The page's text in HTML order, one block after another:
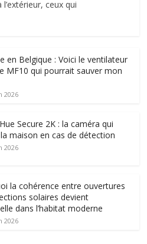
ceux qui
en Belgique : Voici le ventilateur
MF10 qui pourrait sauver mon
2026
Secure 2K : la caméra qui
maison en cas de détection
2026
la cohérence entre ouvertures
solaires devient
dans l’habitat moderne
2026